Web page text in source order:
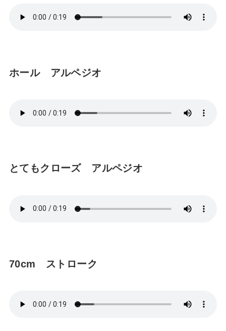
ホール アルペジオ
とてもクローズ アルペジオ
70cm ストローク